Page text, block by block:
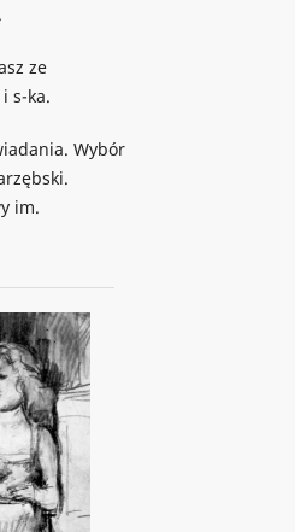
ze
s-ka.
Wybór
im.